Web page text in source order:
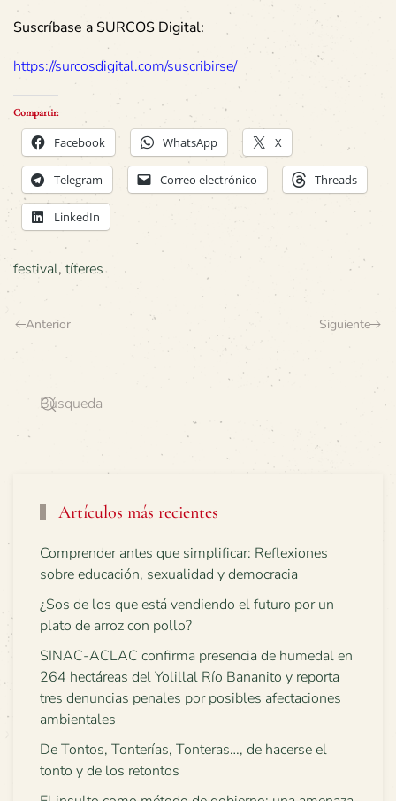
Suscríbase a SURCOS Digital:
https://surcosdigital.com/suscribirse/
Compartir:
Facebook WhatsApp X
Telegram Correo electrónico Threads
LinkedIn
festival, títeres
Anterior Siguiente
Artículos más recientes
Comprender antes que simplificar: Reflexiones
sobre educación, sexualidad y democracia
¿Sos de los que está vendiendo el futuro por un
plato de arroz con pollo?
SINAC-ACLAC confirma presencia de humedal en
264 hectáreas del Yolillal Río Bananito y reporta
tres denuncias penales por posibles afectaciones
ambientales
De Tontos, Tonterías, Tonteras…, de hacerse el
tonto y de los retontos